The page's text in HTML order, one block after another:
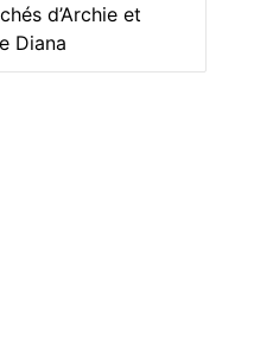
d’Archie et
Diana